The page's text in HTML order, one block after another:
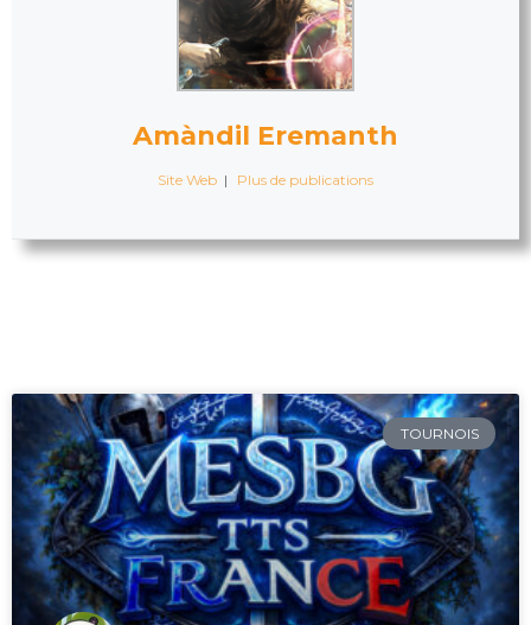
Amàndil Eremanth
Site Web | Plus de publications
TOURNOIS